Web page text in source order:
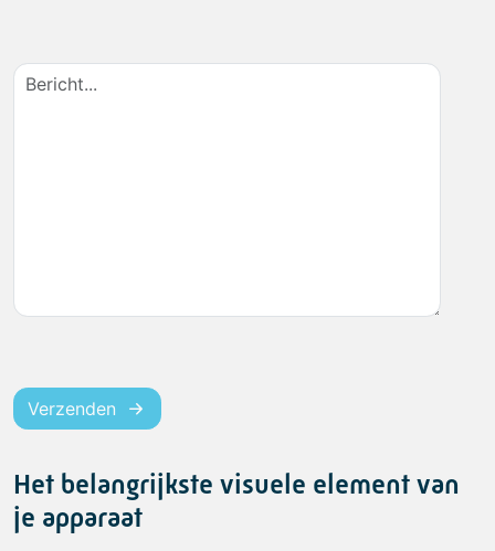
Verzenden
Het belangrijkste visuele element van
je apparaat